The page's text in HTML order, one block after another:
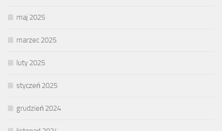
maj 2025
marzec 2025
luty 2025
styczeń 2025
grudzień 2024